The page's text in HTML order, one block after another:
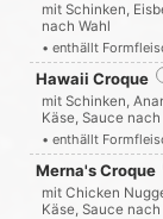
mit Schinken,
nach Wahl
• enthällt
Hawaii Croque
mit Schinken,
Käse, Sauce nach
• enthällt
Merna's Croque
mit Chicken
Käse, Sauce nach